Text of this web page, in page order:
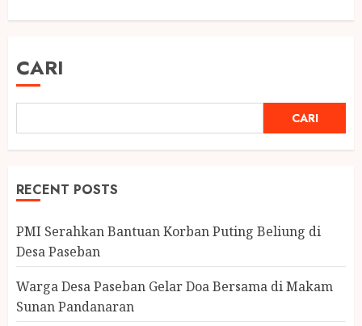
CARI
CARI
RECENT POSTS
PMI Serahkan Bantuan Korban Puting Beliung di
Desa Paseban
Warga Desa Paseban Gelar Doa Bersama di Makam
Sunan Pandanaran